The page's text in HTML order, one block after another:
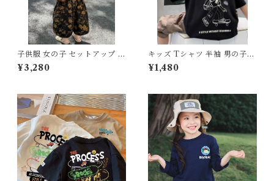
子供服 女の子 セットアップ 夏
服 上下セット タンクトップ ワ
イドパンツ 2点セット 80 90
アンティーク リブニット サマ
ーニット キッズ ベビー 通園
通学 お出かけ リゾート
¥3,280
キッズ Tシャツ 半袖 男の子
ストリート スケボー少年 バッ
クプリント トップス 90 100 1
綿 綿100% コットン 夏服 新
作 韓国子供服 通園 通学 ダン
ス ジュニア
¥1,480